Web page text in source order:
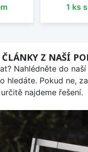
1 ks
Z NAŠÍ
Nahlédněte do
hledáte. Pokud ne,
najdeme řešení.